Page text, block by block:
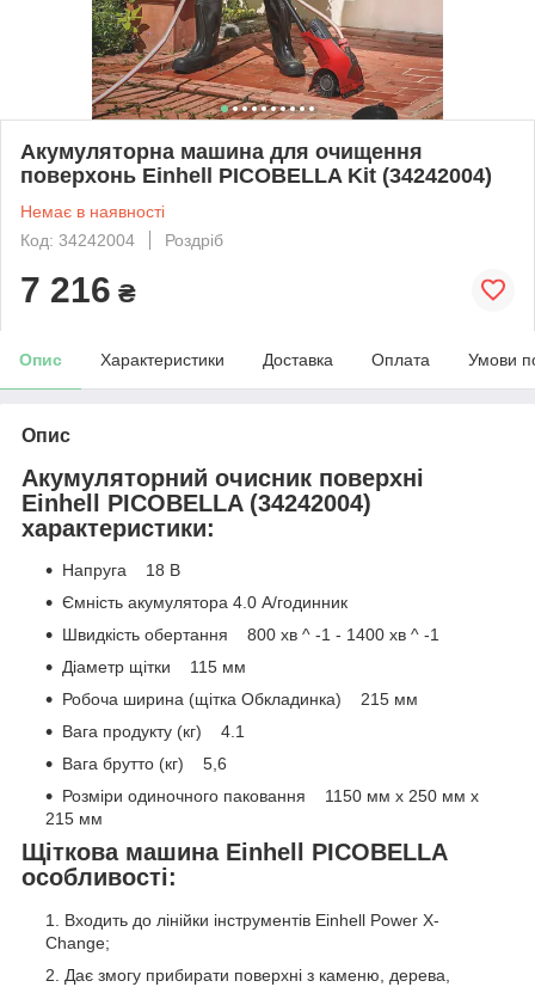
Акумуляторна машина для очищення
поверхонь Einhell PICOBELLA Kit (34242004)
Немає в наявності
Код: 34242004
Роздріб
7 216 ₴
Опис Характеристики Доставка Оплата Умови
Опис
Акумуляторний очисник поверхні
Einhell PICOBELLA (34242004)
характеристики:
Напруга 18 В
Ємність акумулятора 4.0 А/годинник
Швидкість обертання 800 хв ^ -1 - 1400 хв ^ -1
Діаметр щітки 115 мм
Робоча ширина (щітка Обкладинка) 215 мм
Вага продукту (кг) 4.1
Вага брутто (кг) 5,6
Розміри одиночного паковання 1150 мм x 250 мм x
215 мм
Щіткова машина Einhell PICOBELLA
особливості:
Входить до лінійки інструментів Einhell Power X-
Change;
Дає змогу прибирати поверхні з каменю, дерева,